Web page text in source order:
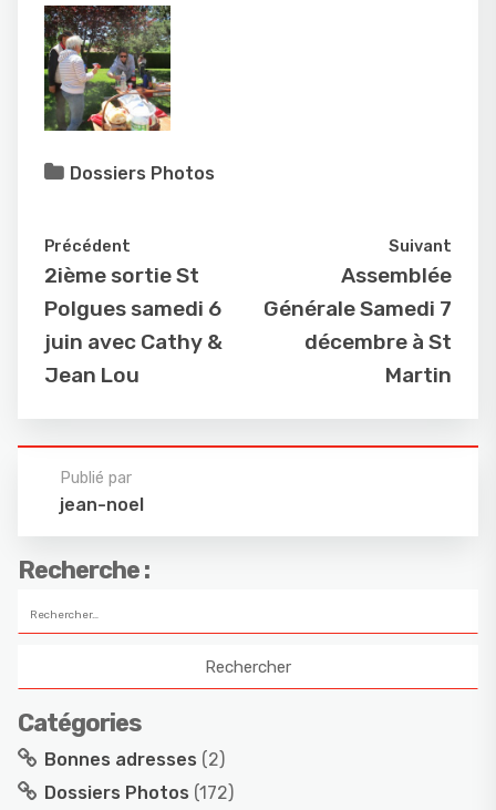
Dossiers Photos
Précédent
2ième sortie St
Polgues samedi 6
juin avec Cathy &
Jean Lou
Suivant
Assemblée
Générale Samedi 7
décembre à St
Martin
Publié par
jean-noel
Recherche :
Catégories
Bonnes adresses (2)
Dossiers Photos (172)